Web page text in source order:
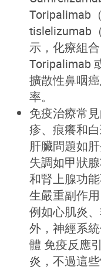
Toripalimab
tislelizumab
示，化療組
Toripalimab
擴散性鼻咽
率。
免疫治療常
疹、痕癢和
肝臟問題如
失調如甲狀
和腎上腺功
生嚴重副作
例如心肌炎
外，神經系
體 免疫反應
炎，不過這些